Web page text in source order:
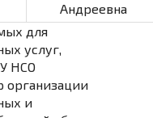
Андреевна
для
услуг,
НСО
организации
и